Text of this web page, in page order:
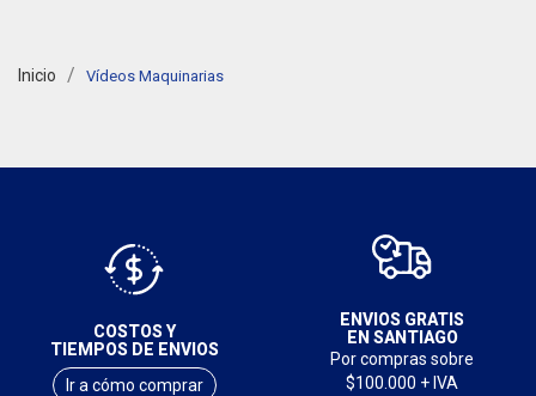
Inicio Vídeos Maquinarias
COSTOS Y
TIEMPOS DE ENVIOS
Ir a cómo comprar
ENVIOS GRATIS
EN SANTIAGO
Por compras sobre
$100.000 + IVA